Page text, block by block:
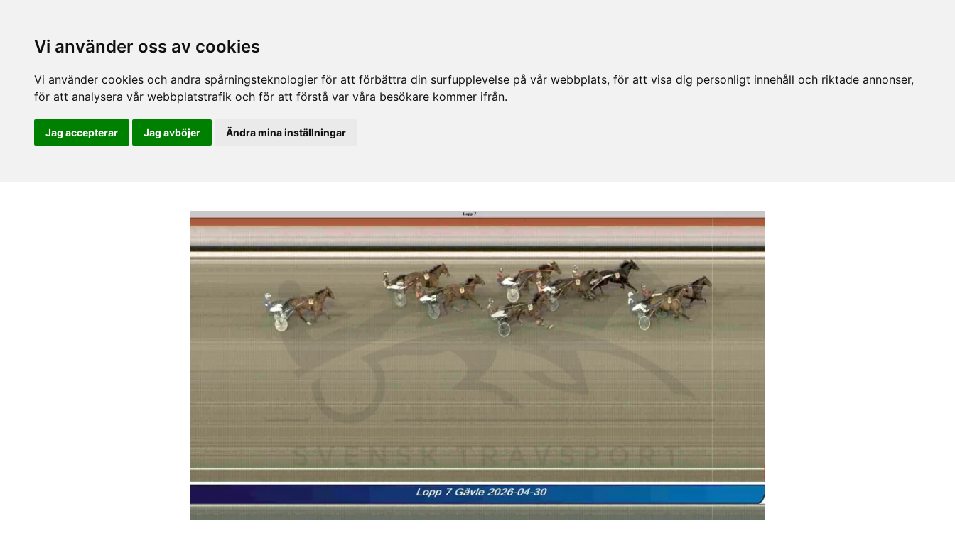
Vi använder oss av cookies
Vi använder cookies och andra spårningsteknologier för att förbättra din surfupplevelse på vår webbplats, för att visa dig personligt innehåll och riktade annonser,
för att analysera vår webbplatstrafik och för att förstå var våra besökare kommer ifrån.
Jag accepterar Jag avböjer Ändra mina inställningar